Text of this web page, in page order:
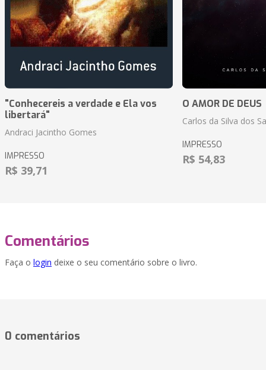
"Conhecereis a verdade e Ela vos
libertará"
Andraci Jacintho Gomes
IMPRESSO
R$ 39,71
O AMOR DE DEUS
Carlos da Silva dos
IMPRESSO
R$ 54,83
Comentários
Faça o login deixe o seu comentário sobre o livro.
0 comentários